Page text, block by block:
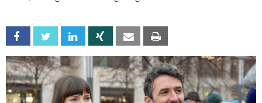
Facebook Twitter Linkedin Xing Email